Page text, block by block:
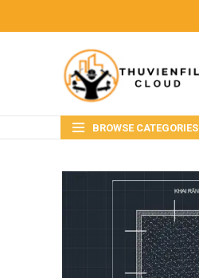
BROWSE CATEGORIES